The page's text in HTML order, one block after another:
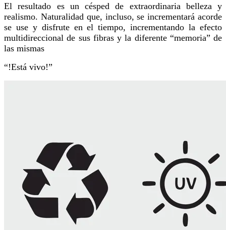
El resultado es un césped de extraordinaria belleza y
realismo. Naturalidad que, incluso, se incrementará acorde
se use y disfrute en el tiempo, incrementando la efecto
multidireccional de sus fibras y la diferente “memoria” de
las mismas
“!Está vivo!”